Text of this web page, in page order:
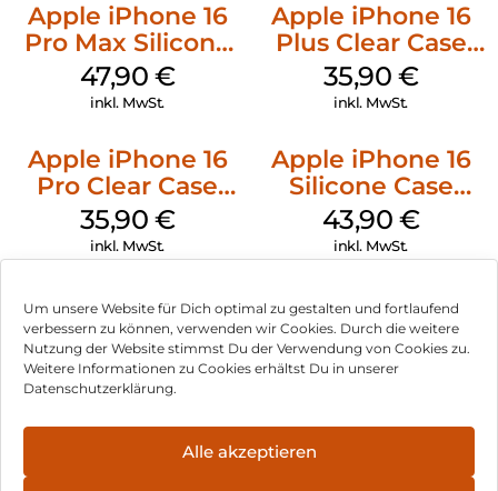
Um unsere Website für Dich optimal zu gestalten und fortlaufend
verbessern zu können, verwenden wir Cookies. Durch die weitere
Nutzung der Website stimmst Du der Verwendung von Cookies zu.
Weitere Informationen zu Cookies erhältst Du in unserer
Datenschutzerklärung.
Alle akzeptieren
Apple iPhone 16
Pro Max Silicone
Case MagSafe
Black
47,90 €
inkl. MwSt.
Apple iPhone 16
Plus Clear Case
MagSafe
Transparent
35,90 €
inkl. MwSt.
Apple iPhone 16
Pro Clear Case
MagSafe
Transparent
35,90 €
inkl. MwSt.
Apple iPhone 16
Silicone Case
MagSafe Plum
43,90 €
inkl. MwSt.
Impressum